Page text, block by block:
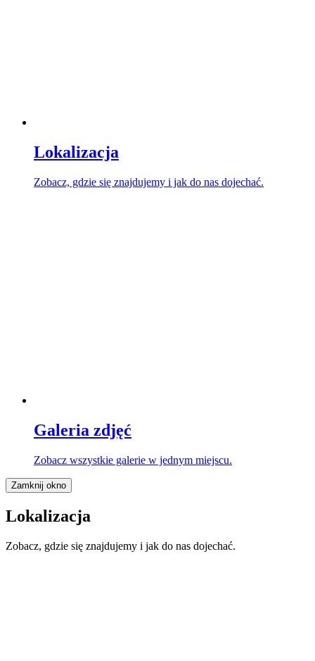
Lokalizacja
Zobacz, gdzie się znajdujemy i jak do nas dojechać.
Galeria zdjęć
Zobacz wszystkie galerie w jednym miejscu.
Zamknij okno
Lokalizacja
Zobacz, gdzie się znajdujemy i jak do nas dojechać.